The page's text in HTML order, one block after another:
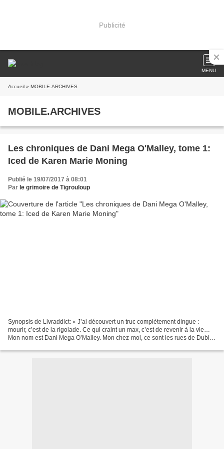
Publicité
MENU
Accueil » MOBILE.ARCHIVES
MOBILE.ARCHIVES
Les chroniques de Dani Mega O'Malley, tome 1:
Iced de Karen Marie Moning
Publié le 19/07/2017 à 08:01
Par le grimoire de Tigrouloup
Synopsis de Livraddict: « J’ai découvert un truc complètement dingue :
mourir, c’est de la rigolade. Ce qui craint un max, c’est de revenir à la vie…
Mon nom est Dani Mega O’Malley. Mon chez-moi, ce sont les rues de Dublin.